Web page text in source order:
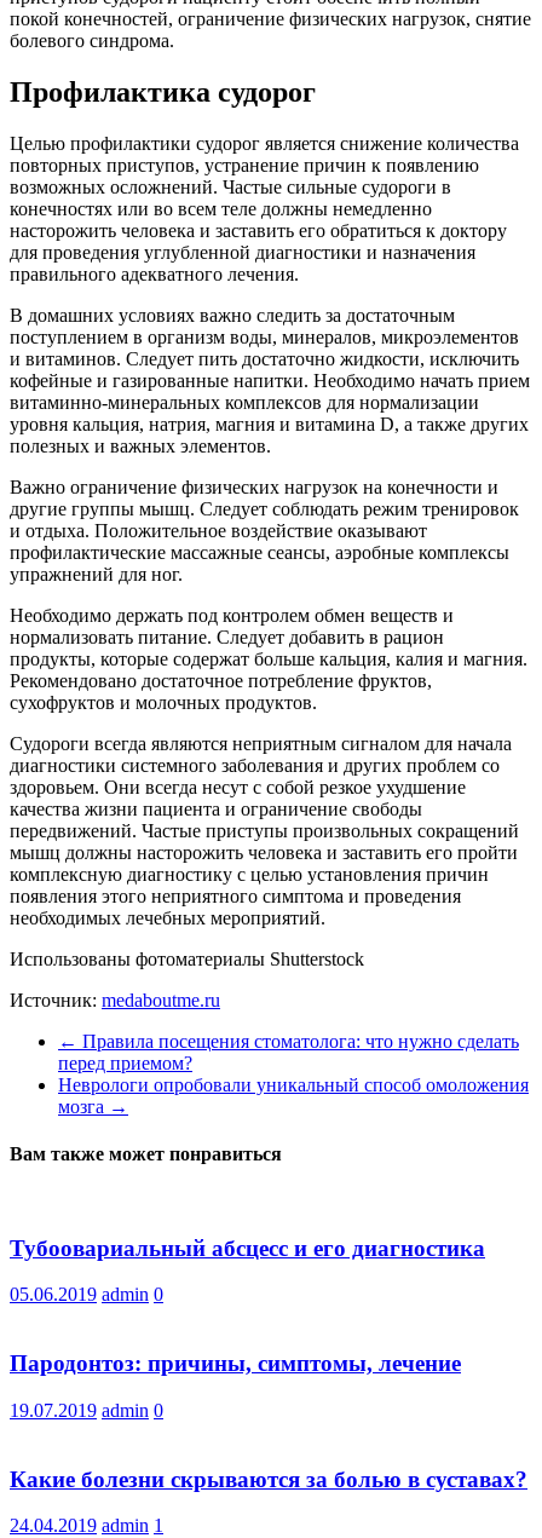
покой конечностей, ограничение физических нагрузок, снятие
болевого синдрома.
Профилактика судорог
Целью профилактики судорог является снижение количества
повторных приступов, устранение причин к появлению
возможных осложнений. Частые сильные судороги в
конечностях или во всем теле должны немедленно
насторожить человека и заставить его обратиться к доктору
для проведения углубленной диагностики и назначения
правильного адекватного лечения.
В домашних условиях важно следить за достаточным
поступлением в организм воды, минералов, микроэлементов
и витаминов. Следует пить достаточно жидкости, исключить
кофейные и газированные напитки. Необходимо начать прием
витаминно-минеральных комплексов для нормализации
уровня кальция, натрия, магния и витамина D, а также других
полезных и важных элементов.
Важно ограничение физических нагрузок на конечности и
другие группы мышц. Следует соблюдать режим тренировок
и отдыха. Положительное воздействие оказывают
профилактические массажные сеансы, аэробные комплексы
упражнений для ног.
Необходимо держать под контролем обмен веществ и
нормализовать питание. Следует добавить в рацион
продукты, которые содержат больше кальция, калия и магния.
Рекомендовано достаточное потребление фруктов,
сухофруктов и молочных продуктов.
Судороги всегда являются неприятным сигналом для начала
диагностики системного заболевания и других проблем со
здоровьем. Они всегда несут с собой резкое ухудшение
качества жизни пациента и ограничение свободы
передвижений. Частые приступы произвольных сокращений
мышц должны насторожить человека и заставить его пройти
комплексную диагностику с целью установления причин
появления этого неприятного симптома и проведения
необходимых лечебных мероприятий.
Использованы фотоматериалы Shutterstock
Источник: medaboutme.ru
← Правила посещения стоматолога: что нужно сделать
перед приемом?
Неврологи опробовали уникальный способ омоложения
мозга →
Вам также может понравиться
Тубоовариальный абсцесс и его диагностика
05.06.2019 admin 0
Пародонтоз: причины, симптомы, лечение
19.07.2019 admin 0
Какие болезни скрываются за болью в суставах?
24.04.2019 admin 1